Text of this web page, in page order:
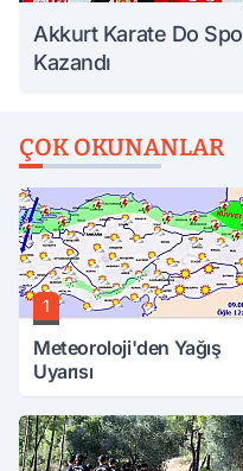
Akkurt Karate Do
Kazandı
ÇOK OKUNANLAR
1
Meteoroloji'den Yağış
Uyarısı